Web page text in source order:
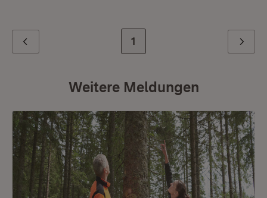
Zur letzten Seite
1 Weiter
Weitere Meldungen